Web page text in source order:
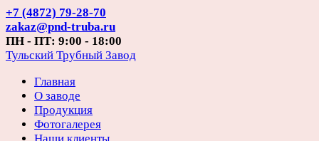
Перейти
к
содержанию
+7 (4872) 79-28-70
zakaz@pnd-truba.ru
ПН - ПТ: 9:00 - 18:00
Тульский Трубный Завод
Главная
О заводе
Продукция
Фотогалерея